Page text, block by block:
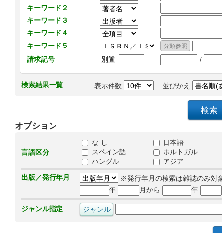
キーワード２
キーワード３
キーワード４
キーワード５
請求記号
別置 /
検索結果一覧 表示件数 並びかえ
オプション
言語区分
な し
日本語
スペイン語
ポルトガル
ハングル
アジア
出版／発行年月
※発行年月の検索は雑誌のみ対
年
月から 年
ジャンル指定